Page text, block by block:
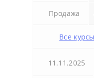
Продажа
Все
11.11.2025